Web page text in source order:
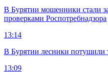
В Бурятии мошенники стали
проверками Роспотребнадзора
13:14
В Бурятии лесники потушили
13:09